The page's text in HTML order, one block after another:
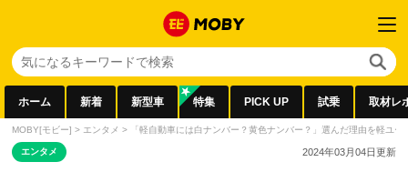
ホーム 新着 新型車 特集 PICK UP 試乗 取材レ
MOBY[モビー] > エンタメ > 「軽自動車には白ナンバー？黄色ナンバー？」選んだ理由を軽ユ
エンタメ 2024年03月04日更新